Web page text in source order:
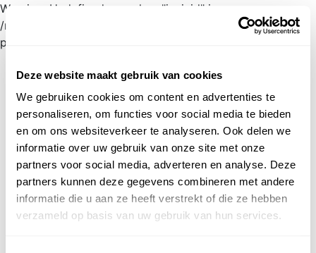
Deze website maakt gebruik van cookies
We gebruiken cookies om content en advertenties te
personaliseren, om functies voor social media te bieden
en om ons websiteverkeer te analyseren. Ook delen we
informatie over uw gebruik van onze site met onze
partners voor social media, adverteren en analyse. Deze
partners kunnen deze gegevens combineren met andere
informatie die u aan ze heeft verstrekt of die ze hebben
verzameld op basis van uw gebruik van hun services.
Warning: Undefined array key "jnnjuid" in
/mnt/web216/d2/76/52236976/htdocs/jnnj-
prod/search.php on line 276
新日蘭蘭日辞典 inloggen
Begint met
Login om te bewerken ...
書
か
き添
そ
える kakisoeru
1iets erbij schrijven [toevoegen]